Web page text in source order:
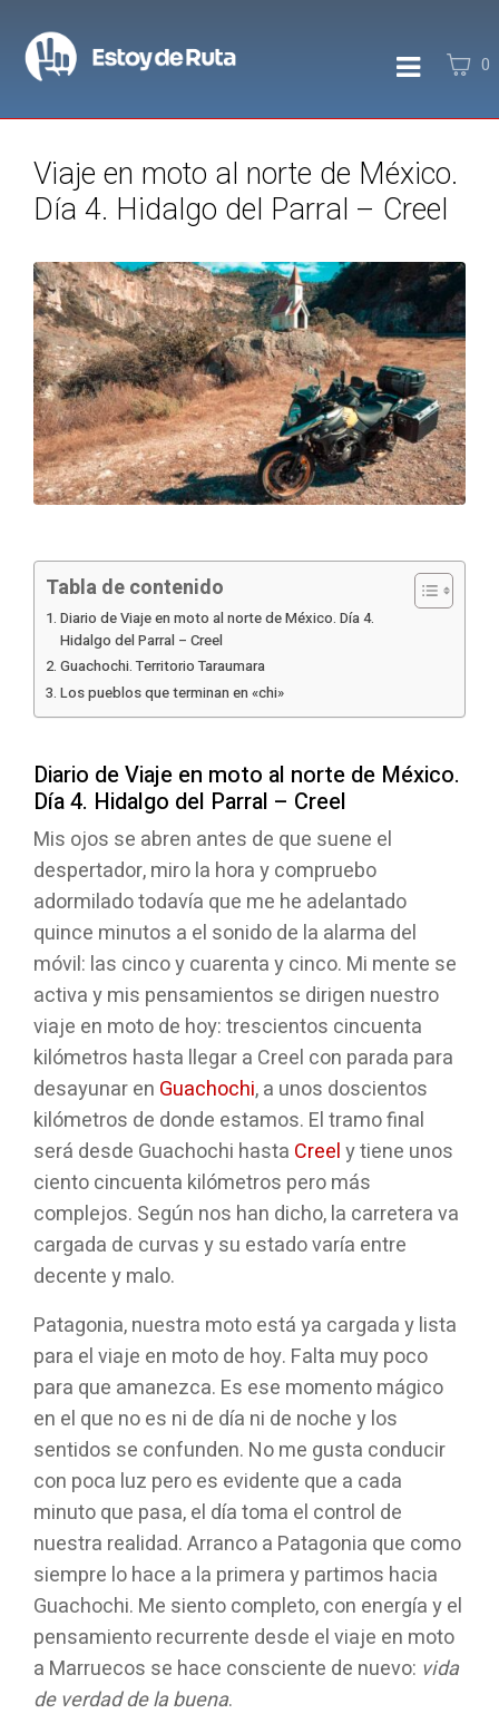
0
Viaje en moto al norte de México.
Día 4. Hidalgo del Parral – Creel
Tabla de contenido
Diario de Viaje en moto al norte de México. Día 4.
Hidalgo del Parral – Creel
Guachochi. Territorio Taraumara
Los pueblos que terminan en «chi»
Diario de Viaje en moto al norte de México.
Día 4. Hidalgo del Parral – Creel
Mis ojos se abren antes de que suene el
despertador, miro la hora y compruebo
adormilado todavía que me he adelantado
quince minutos a el sonido de la alarma del
móvil: las cinco y cuarenta y cinco. Mi mente se
activa y mis pensamientos se dirigen nuestro
viaje en moto de hoy: trescientos cincuenta
kilómetros hasta llegar a Creel con parada para
desayunar en Guachochi, a unos doscientos
kilómetros de donde estamos. El tramo final
será desde Guachochi hasta Creely tiene unos
ciento cincuenta kilómetros pero más
complejos. Según nos han dicho, la carretera va
cargada de curvas y su estado varía entre
decente y malo.
Patagonia, nuestra moto está ya cargada y lista
para el viaje en moto de hoy. Falta muy poco
para que amanezca. Es ese momento mágico
en el que no es ni de día ni de noche y los
sentidos se confunden. No me gusta conducir
con poca luz pero es evidente que a cada
minuto que pasa, el día toma el control de
nuestra realidad. Arranco a Patagonia que como
siempre lo hace a la primera y partimos hacia
Guachochi. Me siento completo, con energía y el
pensamiento recurrente desde el viaje en moto
a Marruecos se hace consciente de nuevo: vida
de verdad de la buena.